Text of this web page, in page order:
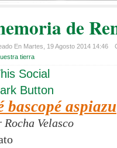
de
En Martes, 19 Agosto 2014 14:46
tierra
bascopé aspiazu
Rocha Velasco